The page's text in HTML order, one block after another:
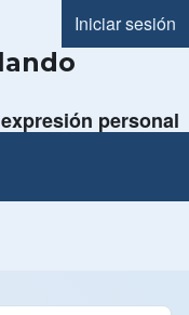
Menú de
Iniciar sesión
personal